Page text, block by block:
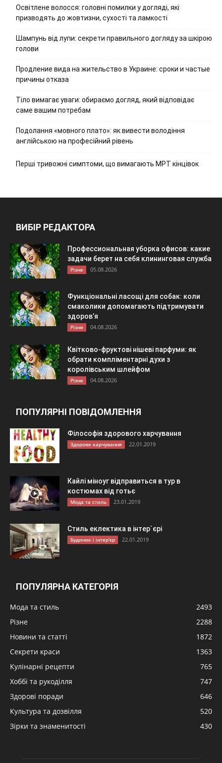
Освітлене волосся: головні помилки у догляді, які
призводять до жовтизни, сухості та ламкості
Шампунь від лупи: секрети правильного догляду за шкірою
голови
Продление вида на жительство в Украине: сроки и частые
причины отказа
Тіло вимагає уваги: обираємо догляд, який відповідає
саме вашим потребам
Подолання «мовного плато»: як вивести володіння
англійською на професійний рівень
Перші тривожні симптоми, що вимагають МРТ кінцівок
ВИБІР РЕДАКТОРА
Профессиональная уборка офисов: какие
задачи берет на себя клининговая служба
Різне 05.08.2026
Функціональні ласощі для собак: коли
смаколики допомагають підтримувати
здоров’я
Різне 04.08.2026
Квітково-фруктові нішеві парфуми: як
обрати компліментарні духи з
королівським шлейфом
Різне 04.08.2026
ПОПУЛЯРНІ ПОВІДОМЛЕННЯ
Філософія здорового харчування
Здорове харчування 22.01.2019
Кайлі міноуг відправиться в тур в
костюмах від готьє
Мода та стиль 23.01.2019
Стиль еклектика в інтер`єрі
Будинок і інтер'єр 22.01.2019
ПОПУЛЯРНА КАТЕГОРІЯ
Мода та стиль
2493
Різне
2288
Новини та статті
1872
Секрети краси
1363
Кулінарні рецепти
765
Хоббі та рукоділля
747
Здорові поради
646
Культура та дозвілля
520
Зірки та знаменитості
430